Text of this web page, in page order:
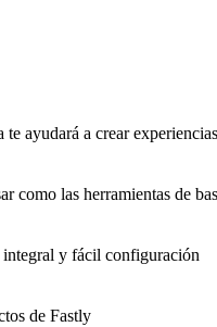
ayudará a crear
las herramientas de
integral y fácil configuración
de Fastly